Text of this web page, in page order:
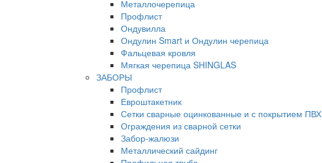
Металлочерепица
Профлист
Ондувилла
Ондулин Smart и Ондулин черепица
Фальцевая кровля
Мягкая черепица SHINGLAS
ЗАБОРЫ
Профлист
Евроштакетник
Сетки сварные оцинкованные и с покрытием ПВХ
Ограждения из сварной сетки
Забор-жалюзи
Металлический сайдинг